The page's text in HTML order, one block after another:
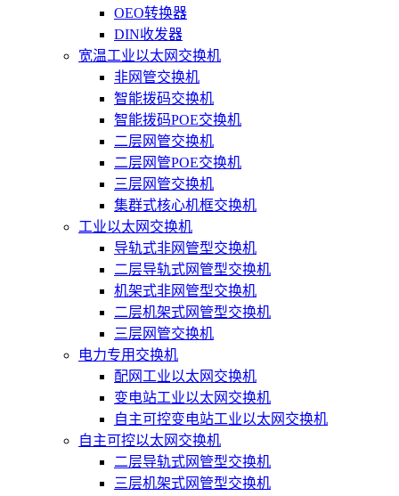
OEO转换器
DIN收发器
宽温工业以太网交换机
非网管交换机
智能拨码交换机
智能拨码POE交换机
二层网管交换机
二层网管POE交换机
三层网管交换机
集群式核心机框交换机
工业以太网交换机
导轨式非网管型交换机
二层导轨式网管型交换机
机架式非网管型交换机
二层机架式网管型交换机
三层网管交换机
电力专用交换机
配网工业以太网交换机
变电站工业以太网交换机
自主可控变电站工业以太网交换机
自主可控以太网交换机
二层导轨式网管型交换机
三层机架式网管型交换机